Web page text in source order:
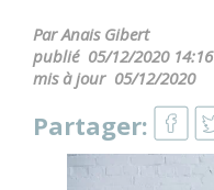
Par Anais Gibert
publié 05/12/2020 14:16
mis à jour 05/12/2020
Partager: